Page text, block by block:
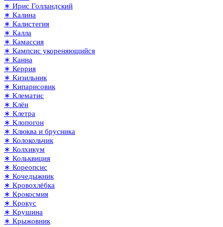
∗ Ирис Голландский
∗ Калина
∗ Калистегия
∗ Калла
∗ Камассия
∗ Кампсис укореняющийся
∗ Канна
∗ Керрия
∗ Кизильник
∗ Кипарисовик
∗ Клематис
∗ Клён
∗ Клетра
∗ Клопогон
∗ Клюква и брусника
∗ Колокольчик
∗ Колхикум
∗ Кольквиция
∗ Кореопсис
∗ Кочедыжник
∗ Кровохлёбка
∗ Крокосмия
∗ Крокус
∗ Крушина
∗ Крыжовник